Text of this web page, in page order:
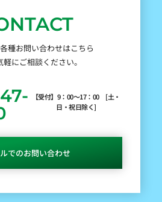
種お問い合わせはこちら
軽にご相談ください。
【受付】9：00～17：00 [土・
日・祝日除く]
でのお問い合わせ